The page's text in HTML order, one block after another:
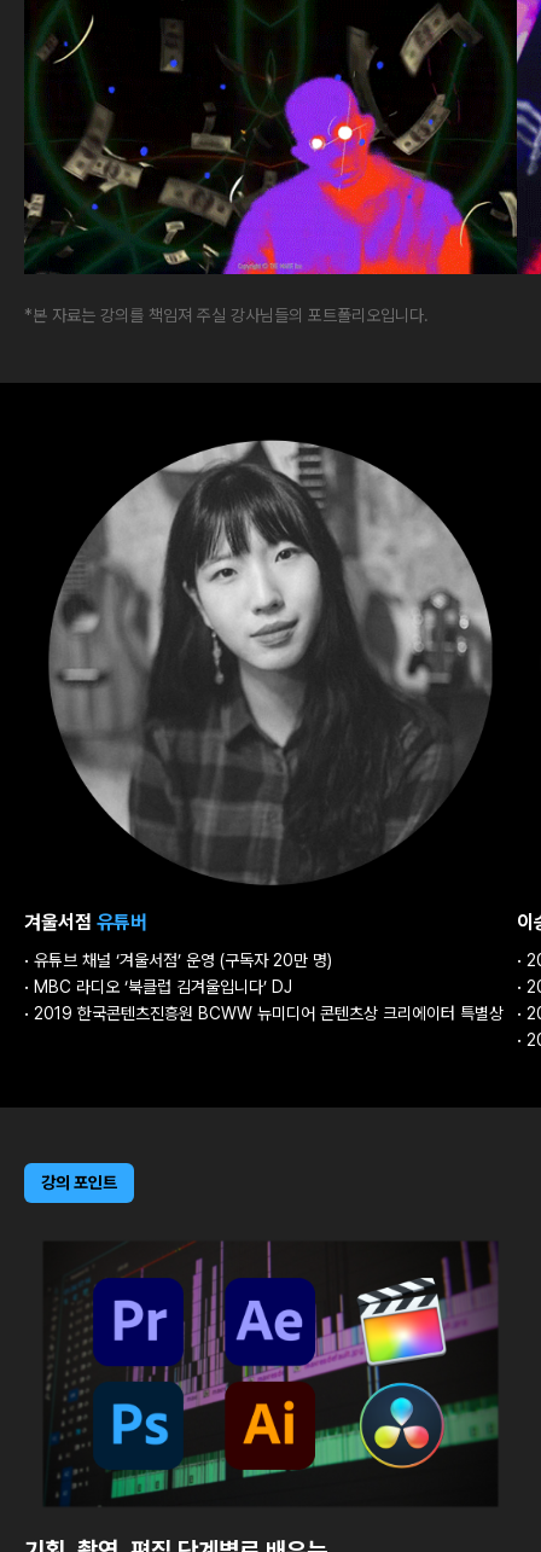
*본 자료는 강의를 책임져 주실 강사님들의 포트폴리오입니다.
겨울서점 유튜버
· 유튜브 채널 ‘겨울서점’ 운영 (구독자 20만 명)
· MBC 라디오 ‘북클럽 김겨울입니다’ DJ
· 2019 한국콘텐츠진흥원 BCWW 뉴미디어 콘텐츠상 크리에이터 특별상
이
·
·
·
·
강의 포인트